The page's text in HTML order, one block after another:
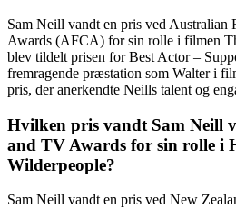
Sam Neill vandt en pris ved Australian
Awards (AFCA) for sin rolle i filmen
blev tildelt prisen for Best Actor –
fremragende præstation som Walter i
pris, der anerkendte Neills talent og
Hvilken pris vandt Sam Neill
and TV Awards for sin rolle i
Wilderpeople?
Sam Neill vandt en pris ved New